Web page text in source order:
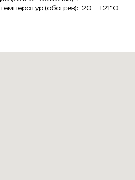
(обогрев): -20 ~ +21°C